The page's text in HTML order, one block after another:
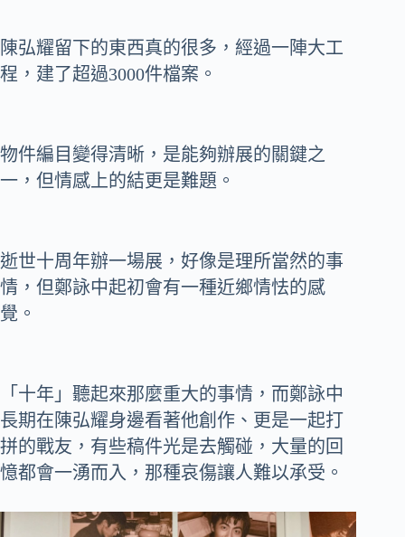
陳弘耀留下的東西真的很多，經過一陣大工
程，建了超過3000件檔案。
物件編目變得清晰，是能夠辦展的關鍵之
一，但情感上的結更是難題。
逝世十周年辦一場展，好像是理所當然的事
情，但鄭詠中起初會有一種近鄉情怯的感
覺。
「十年」聽起來那麼重大的事情，而鄭詠中
長期在陳弘耀身邊看著他創作、更是一起打
拼的戰友，有些稿件光是去觸碰，大量的回
憶都會一湧而入，那種哀傷讓人難以承受。